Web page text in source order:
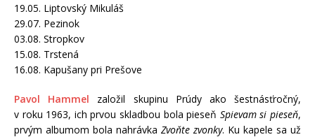
19.05. Liptovský Mikuláš
29.07. Pezinok
03.08. Stropkov
15.08. Trstená
16.08. Kapušany pri Prešove
Pavol Hammel založil skupinu Prúdy ako šestnásťročný,
v roku 1963, ich prvou skladbou bola pieseň Spievam si pieseň,
prvým albumom bola nahrávka Zvoňte zvonky. Ku kapele sa už